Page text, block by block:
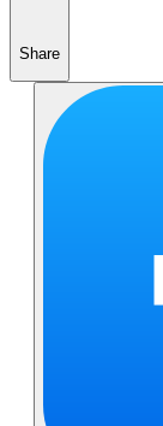
Share